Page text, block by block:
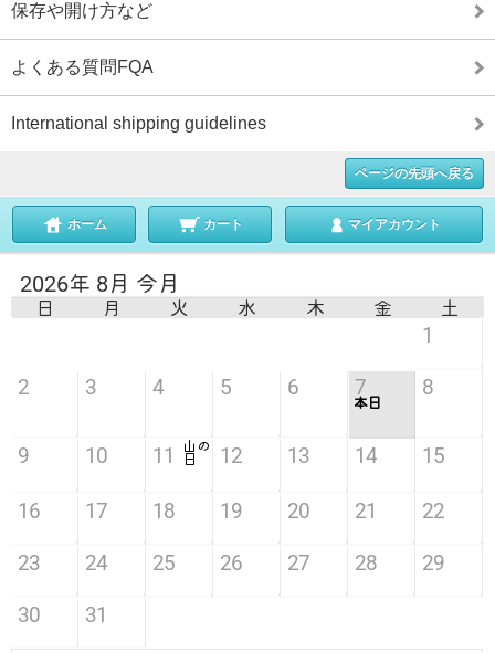
保存や開け方など
よくある質問FQA
International shipping guidelines
ページの先頭へ戻る
ホーム カート マイアカウント